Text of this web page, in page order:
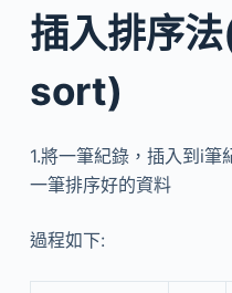
插入排序
sort)
1.將一筆紀錄，插入到i
一筆排序好的資料
過程如下: